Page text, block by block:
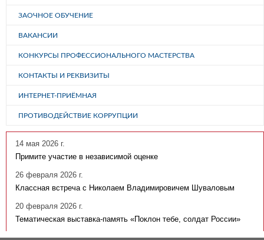
ЗАОЧНОЕ ОБУЧЕНИЕ
ВАКАНСИИ
КОНКУРСЫ ПРОФЕССИОНАЛЬНОГО МАСТЕРСТВА
КОНТАКТЫ И РЕКВИЗИТЫ
ИНТЕРНЕТ-ПРИЁМНАЯ
ПРОТИВОДЕЙСТВИЕ КОРРУПЦИИ
14 мая 2026 г.
Примите участие в независимой оценке
26 февраля 2026 г.
Классная встреча с Николаем Владимировичем Шуваловым
20 февраля 2026 г.
Тематическая выставка-память «Поклон тебе, солдат России»